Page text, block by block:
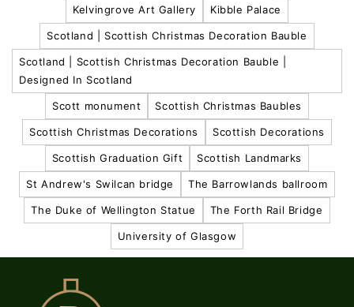
Kelvingrove Art Gallery Kibble Palace
Scotland | Scottish Christmas Decoration Bauble
Scotland | Scottish Christmas Decoration Bauble |
Designed In Scotland
Scott monument Scottish Christmas Baubles
Scottish Christmas Decorations Scottish Decorations
Scottish Graduation Gift Scottish Landmarks
St Andrew's Swilcan bridge The Barrowlands ballroom
The Duke of Wellington Statue The Forth Rail Bridge
University of Glasgow